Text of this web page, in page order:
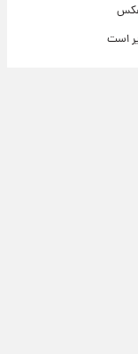
عکس
است